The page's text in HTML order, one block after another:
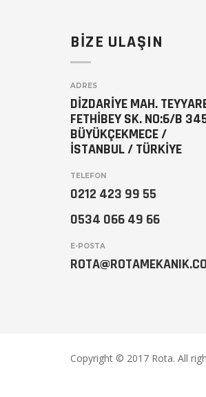
BİZE ULAŞIN
ADRES
DİZDARİYE MAH.
FETHİBEY SK. NO:6/B
BÜYÜKÇEKMECE /
İSTANBUL / TÜRKİYE
TELEFON
0212 423 99 55
0534 066 49 66
E-POSTA
Copyright © 2017 Rota. All